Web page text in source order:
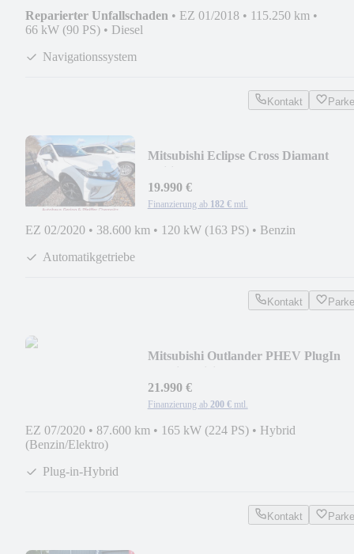
Reparierter Unfallschaden • EZ 01/2018 • 115.250 km •
66 kW (90 PS) • Diesel
Navigationssystem
Kontakt
Mitsubishi Eclipse Cross Diamant
19.990 €
Finanzierung ab 182 € mtl.
EZ 02/2020 • 38.600 km • 120 kW (163 PS) • Benzin
Automatikgetriebe
Kontakt
Mitsubishi Outlander PHEV PlugIn
21.990 €
Finanzierung ab 200 € mtl.
EZ 07/2020 • 87.600 km • 165 kW (224 PS) • Hybrid
(Benzin/Elektro)
Plug-in-Hybrid
Kontakt